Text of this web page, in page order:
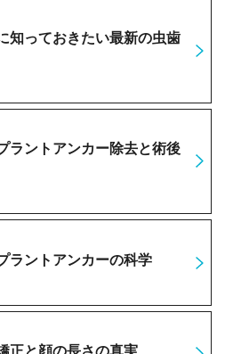
知っておきたい最新の虫歯
ラントアンカー除去と術後
ラントアンカーの科学
正と顔の長さの真実